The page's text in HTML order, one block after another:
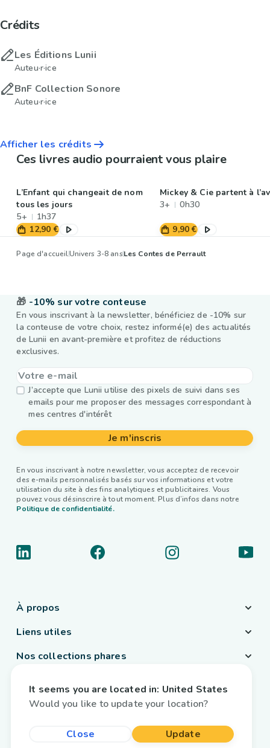
Crédits
Les Éditions Lunii
Auteu·r·ice
BnF Collection Sonore
Auteu·r·ice
Afficher les crédits
Ces livres audio pourraient vous plaire
L’Enfant qui changeait de nom
tous les jours
5+
1h37
12,90 €
Mickey & Cie partent à
3+
0h30
9,90 €
Page d'accueilUnivers 3-8 ansLes Contes de Perrault
🎁 -10% sur votre conteuse
En vous inscrivant à la newsletter, bénéficiez de -10% sur
la conteuse de votre choix, restez informé(e) des actualités
de Lunii en avant-première et profitez de réductions
exclusives.
J’accepte que Lunii utilise des pixels de suivi dans ses
emails pour me proposer des messages correspondant à
mes centres d'intérêt
Je m'inscris
En vous inscrivant à notre newsletter, vous acceptez de recevoir
des e-mails personnalisés basés sur vos informations et votre
utilisation du site à des fins analytiques et publicitaires. Vous
pouvez vous désinscrire à tout moment. Plus d’infos dans notre
Politique de confidentialité.
À propos
Liens utiles
Nos collections phares
France / Français
It seems you are located in: United States
Would you like to update your location?
Close Update